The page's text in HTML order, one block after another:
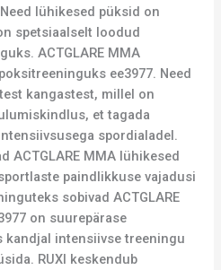
lühikesed püksid on
spetsiaalselt loodud
ACTGLARE MMA
ee3977. Need
kangastest, millel on
et tagada
spordialadel.
ACTGLARE MMA lühikesed
paindlikkuse vajadusi
sobivad ACTGLARE
on suurepärase
kandjal intensiivse treeningu
RUXI keskendub